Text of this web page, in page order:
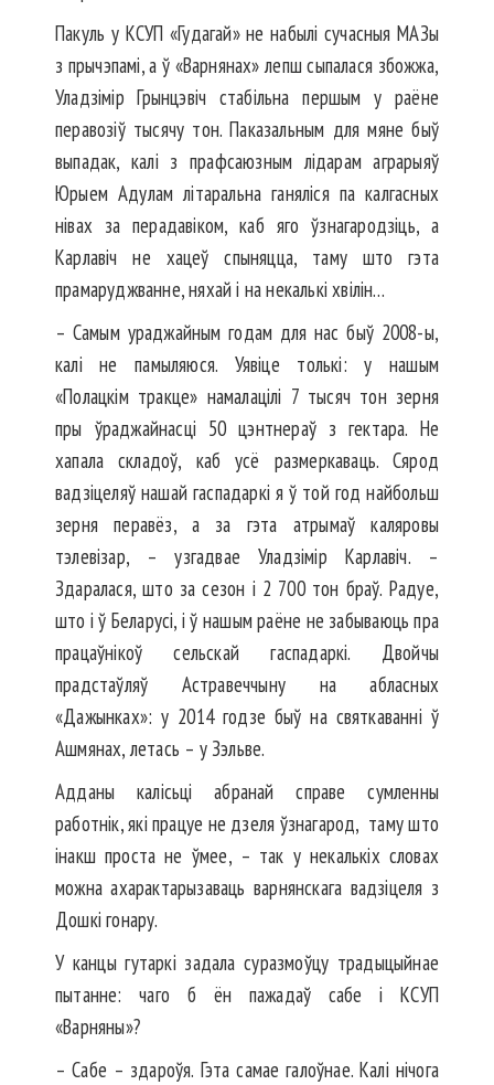
Пакуль у КСУП «Гудагай» не набылі сучасныя МАЗы
з прычэпамі, а ў «Варнянах» лепш сыпалася збожжа,
Уладзімір Грынцэвіч стабільна першым у раёне
перавозіў тысячу тон. Паказальным для мяне быў
выпадак, калі з прафсаюзным лідарам аграрыяў
Юрыем Адулам літаральна ганяліся па калгасных
нівах за перадавіком, каб яго ўзнагародзіць, а
Карлавіч не хацеў спыняцца, таму што гэта
прамаруджванне, няхай і на некалькі хвілін…
– Самым ураджайным годам для нас быў 2008-ы,
калі не памыляюся. Уявіце толькі: у нашым
«Полацкім тракце» намалацілі 7 тысяч тон зерня
пры ўраджайнасці 50 цэнтнераў з гектара. Не
хапала складоў, каб усё размеркаваць. Сярод
вадзіцеляў нашай гаспадаркі я ў той год найбольш
зерня перавёз, а за гэта атрымаў каляровы
тэлевізар, – узгадвае Уладзімір Карлавіч. –
Здаралася, што за сезон і 2 700 тон браў. Радуе,
што і ў Беларусі, і ў нашым раёне не забываюць пра
працаўнікоў сельскай гаспадаркі. Двойчы
прадстаўляў Астравеччыну на абласных
«Дажынках»: у 2014 годзе быў на святкаванні ў
Ашмянах, летась – у Зэльве.
Адданы калісьці абранай справе сумленны
работнік, які працуе не дзеля ўзнагарод, таму што
інакш проста не ўмее, – так у некалькіх словах
можна ахарактарызаваць варнянскага вадзіцеля з
Дошкі гонару.
У канцы гутаркі задала суразмоўцу традыцыйнае
пытанне: чаго б ён пажадаў сабе і КСУП
«Варняны»?
– Сабе – здароўя. Гэта самае галоўнае. Калі нічога